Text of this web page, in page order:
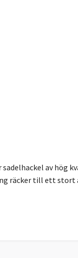
av
räcker till ett